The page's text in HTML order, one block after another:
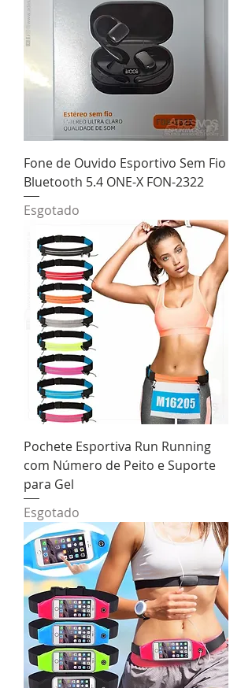
Fone de Ouvido Esportivo Sem Fio
Bluetooth 5.4 ONE-X FON-2322
Esgotado
Pochete Esportiva Run Running
com Número de Peito e Suporte
para Gel
Esgotado